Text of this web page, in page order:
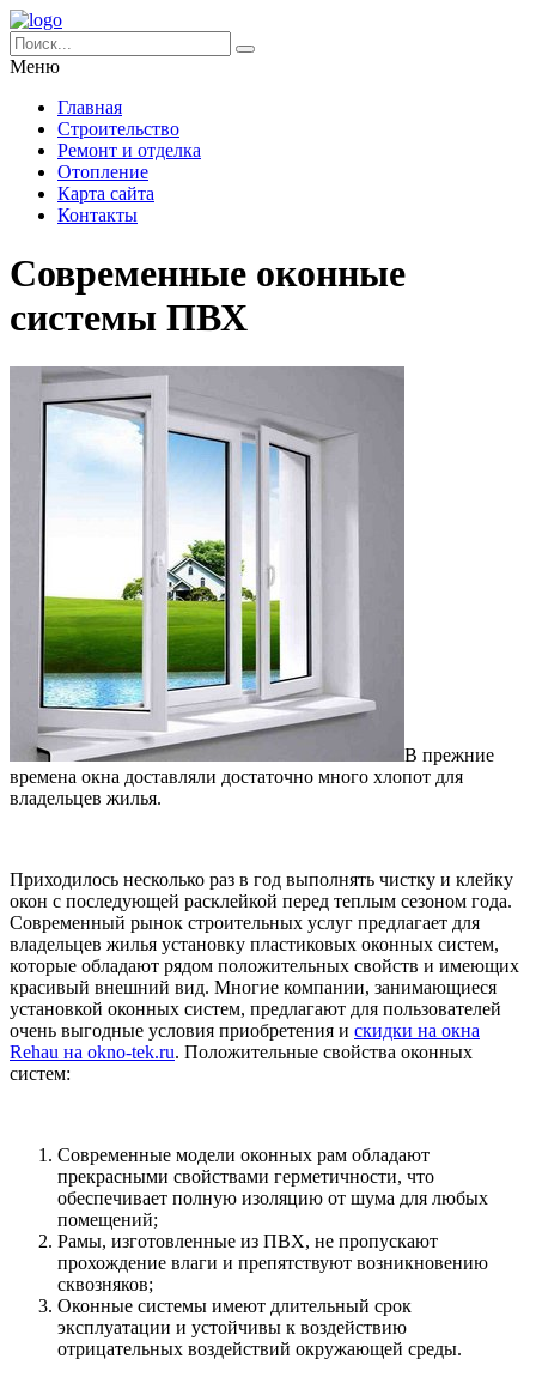
Меню
Главная
Строительство
Ремонт и отделка
Отопление
Карта сайта
Контакты
Современные оконные
системы ПВХ
В прежние
времена окна доставляли достаточно много хлопот для
владельцев жилья.
Приходилось несколько раз в год выполнять чистку и клейку
окон с последующей расклейкой перед теплым сезоном года.
Современный рынок строительных услуг предлагает для
владельцев жилья установку пластиковых оконных систем,
которые обладают рядом положительных свойств и имеющих
красивый внешний вид. Многие компании, занимающиеся
установкой оконных систем, предлагают для пользователей
очень выгодные условия приобретения и скидки на окна
Rehau на okno-tek.ru. Положительные свойства оконных
систем:
Современные модели оконных рам обладают
прекрасными свойствами герметичности, что
обеспечивает полную изоляцию от шума для любых
помещений;
Рамы, изготовленные из ПВХ, не пропускают
прохождение влаги и препятствуют возникновению
сквозняков;
Оконные системы имеют длительный срок
эксплуатации и устойчивы к воздействию
отрицательных воздействий окружающей среды.